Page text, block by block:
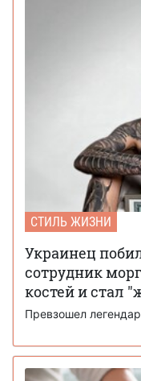
СТИЛЬ ЖИЗНИ
Украинец
сотрудник
костей и стал
Превзошел